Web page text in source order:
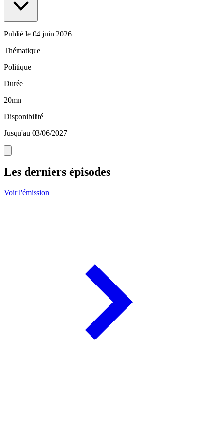
Publié le 04 juin 2026
Thématique
Politique
Durée
20mn
Disponibilité
Jusqu'au 03/06/2027
Les derniers épisodes
Voir l'émission